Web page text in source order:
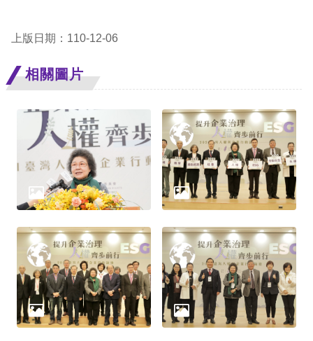
上版日期：110-12-06
相關圖片